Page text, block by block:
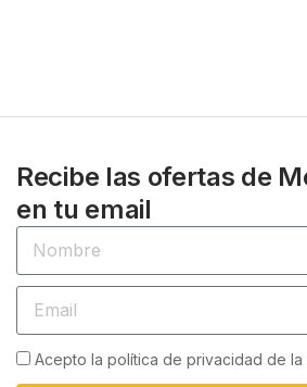
Recibe las ofertas de
en tu email
Acepto la política de privacidad de la